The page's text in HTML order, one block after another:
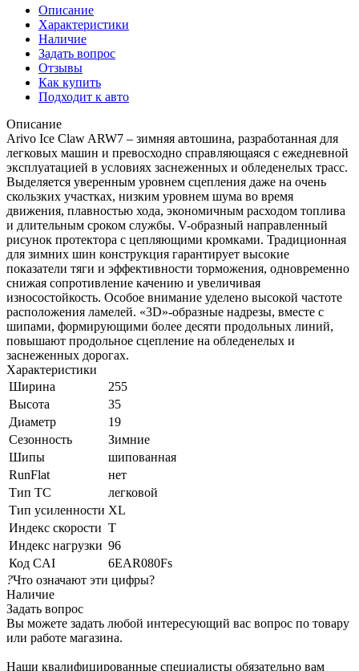
Описание
Характеристики
Наличие
Задать вопрос
Отзывы
Как купить
Подходит к авто
Описание
Arivo Ice Claw ARW7 – зимняя автошина, разработанная для
легковых машин и превосходно справляющаяся с ежедневной
эксплуатацией в условиях заснеженных и обледенелых трасс.
Выделяется уверенным уровнем сцепления даже на очень
скользких участках, низким уровнем шума во время
движения, плавностью хода, экономичным расходом топлива
и длительным сроком службы. V-образный направленный
рисунок протектора с цепляющими кромками. Традиционная
для зимних шин конструкция гарантирует высокие
показатели тяги и эффективности торможения, одновременно
снижая сопротивление качению и увеличивая
износостойкость. Особое внимание уделено высокой частоте
расположения ламелей. «3D»-образные надрезы, вместе с
шипами, формирующими более десяти продольных линий,
повышают продольное сцепление на обледенелых и
заснеженных дорогах.
Характеристики
Ширина
255
Высота
35
Диаметр
19
Сезонность
Зимние
Шипы
шипованная
RunFlat
нет
Тип ТС
легковой
Тип усиленности XL
Индекс скорости T
Индекс нагрузки 96
Код CAI
6EAR080Fs
?Что означают эти цифры?
Наличие
Задать вопрос
Вы можете задать любой интересующий вас вопрос по товару
или работе магазина.
Наши квалифицированные специалисты обязательно вам